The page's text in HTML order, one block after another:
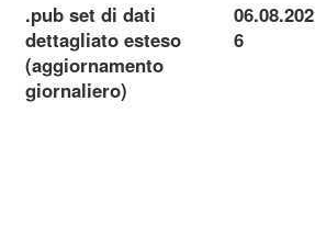
.pub set di dati
dettagliato esteso
(aggiornamento
giornaliero)
06.08.202
6